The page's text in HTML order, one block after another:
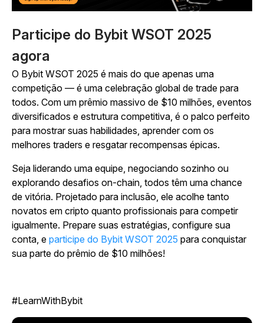
Participe do Bybit WSOT 2025
agora
O Bybit WSOT 2025 é mais do que apenas uma
competição — é uma celebração global de trade para
todos. Com um prêmio massivo de $10 milhões, eventos
diversificados e estrutura competitiva, é o palco perfeito
para mostrar suas habilidades, aprender com os
melhores traders e resgatar recompensas épicas.
Seja liderando uma equipe, negociando sozinho ou
explorando desafios on-chain, todos têm uma chance
de vitória. Projetado para inclusão, ele acolhe tanto
novatos em cripto quanto profissionais para competir
igualmente. Prepare suas estratégias, configure sua
conta, e participe do Bybit WSOT 2025 para conquistar
sua parte do prêmio de $10 milhões!
#LearnWithBybit